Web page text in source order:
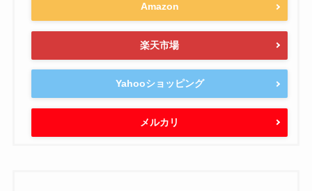
Amazon
楽天市場
Yahooショッピング
メルカリ